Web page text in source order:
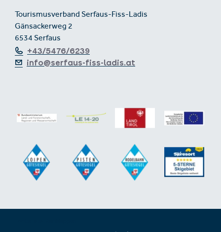
Tourismusverband Serfaus-Fiss-Ladis
Gänsackerweg 2
6534 Serfaus
+43/5476/6239
info@serfaus-fiss-ladis.at